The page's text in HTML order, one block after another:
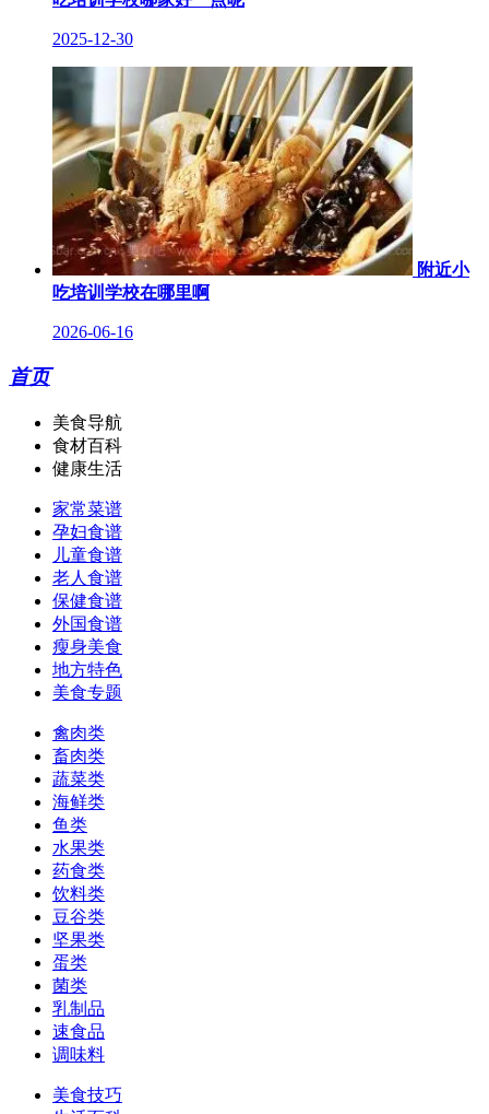
2025-12-30
附近小
吃培训学校在哪里啊
2026-06-16
首页
美食导航
食材百科
健康生活
家常菜谱
孕妇食谱
儿童食谱
老人食谱
保健食谱
外国食谱
瘦身美食
地方特色
美食专题
禽肉类
畜肉类
蔬菜类
海鲜类
鱼类
水果类
药食类
饮料类
豆谷类
坚果类
蛋类
菌类
乳制品
速食品
调味料
美食技巧